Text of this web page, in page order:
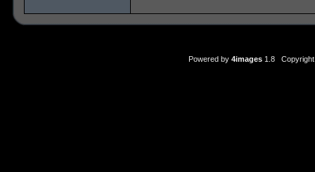
Powered by 4images1.8 Copyright